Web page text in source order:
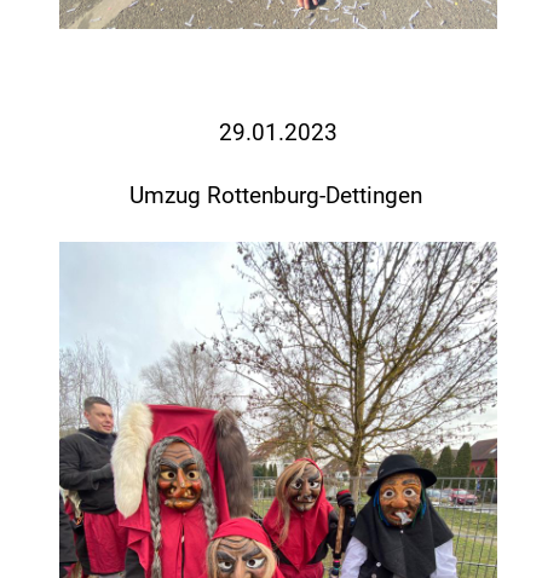
29.01.2023
Umzug Rottenburg-Dettingen